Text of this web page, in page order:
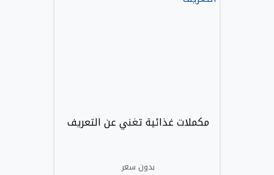
مكملات غذائية تغني عن التعريف
بدون سعر